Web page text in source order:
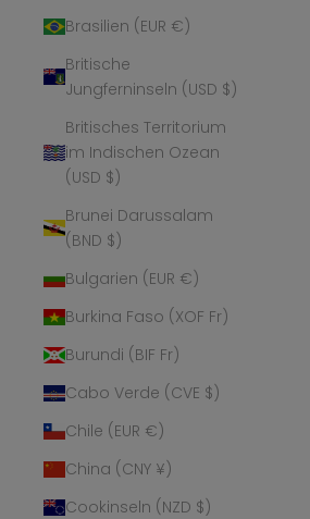
Brasilien (EUR €)
Britische
Jungferninseln (USD $)
Britisches Territorium
im Indischen Ozean
(USD $)
Brunei Darussalam
(BND $)
Bulgarien (EUR €)
Burkina Faso (XOF Fr)
Burundi (BIF Fr)
Cabo Verde (CVE $)
Chile (EUR €)
China (CNY ¥)
Cookinseln (NZD $)